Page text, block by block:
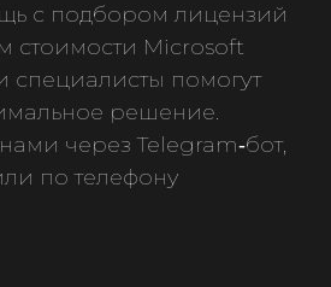
с подбором лицензий
стоимости Microsoft
специалисты помогут
решение.
через Telegram‑бот,
по телефону